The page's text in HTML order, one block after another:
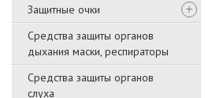
Защитные очки
Средства защиты органов
дыхания маски, респираторы
Средства защиты органов
слуха